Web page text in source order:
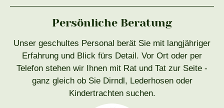
Persönliche Beratung
Unser geschultes Personal berät Sie mit langjähriger
Erfahrung und Blick fürs Detail. Vor Ort oder per
Telefon stehen wir Ihnen mit Rat und Tat zur Seite -
ganz gleich ob Sie Dirndl, Lederhosen oder
Kindertrachten suchen.